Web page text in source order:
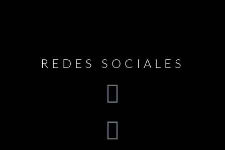
REDES SOCIALES